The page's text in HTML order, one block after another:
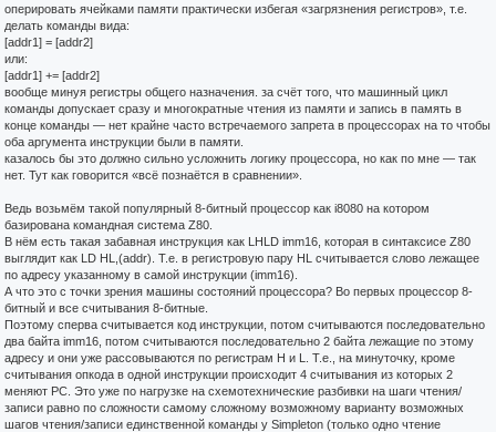
оперировать ячейками памяти практически избегая «загрязнения регистров», т.е.
делать команды вида:
[addr1] = [addr2]
или:
[addr1] += [addr2]
вообще минуя регистры общего назначения. за счёт того, что машинный цикл
команды допускает сразу и многократные чтения из памяти и запись в память в
конце команды — нет крайне часто встречаемого запрета в процессорах на то чтобы
оба аргумента инструкции были в памяти.
казалось бы это должно сильно усложнить логику процессора, но как по мне — так
нет. Тут как говорится «всё познаётся в сравнении».
Ведь возьмём такой популярный 8-битный процессор как i8080 на котором
базирована командная система Z80.
В нём есть такая забавная инструкция как LHLD imm16, которая в синтаксисе Z80
выглядит как LD HL,(addr). Т.е. в регистровую пару HL считывается слово лежащее
по адресу указанному в самой инструкции (imm16).
А что это с точки зрения машины состояний процессора? Во первых процессор 8-
битный и все считывания 8-битные.
Поэтому сперва считывается код инструкции, потом считываются последовательно
два байта imm16, потом считываются последовательно 2 байта лежащие по этому
адресу и они уже рассовываются по регистрам H и L. Т.е., на минуточку, кроме
считывания опкода в одной инструкции происходит 4 считывания из которых 2
меняют PC. Это уже по нагрузке на схемотехнические разбивки на шаги чтения/
записи равно по сложности самому сложному возможному варианту возможных
шагов чтения/записи единственной команды у Simpleton (только одно чтение